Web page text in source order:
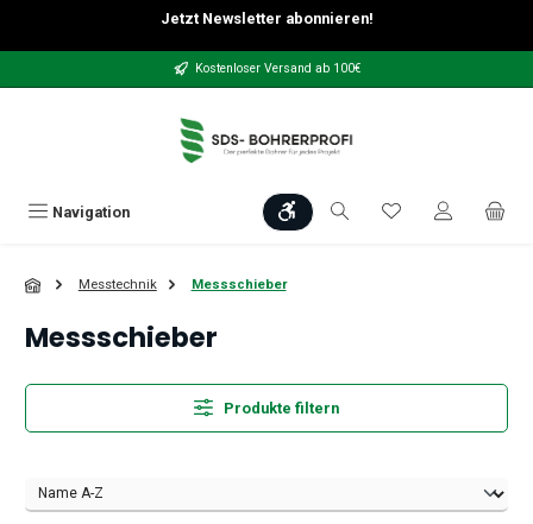
Zum Hauptinhalt springenJetzt Newsletter abonnieren!
Kostenloser Versand ab 100€
Navigation Werkzeugleiste anzeigen
Du hast 0
Messtechnik Messschieber
Messschieber
Produkte filtern